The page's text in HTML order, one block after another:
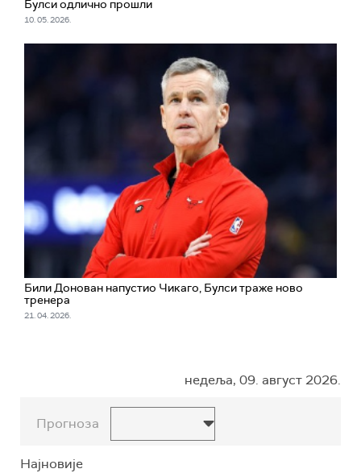
Булси одлично прошли
10. 05. 2026.
Били Донован напустио Чикаго, Булси траже ново
тренера
21. 04. 2026.
недеља, 09. август 2026.
Прогноза
Најновије